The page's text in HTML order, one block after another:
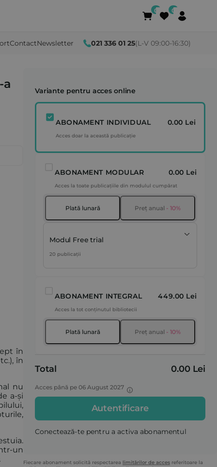
ContactNewsletter 021 336 01 25(L-V 09:00-16:30)
a
în
în
nu
a-și
un
Variante pentru acces online
ABONAMENT INDIVIDUAL 0.00 Lei
Acces doar la această publicație
ABONAMENT MODULAR 0.00 Lei
Acces la toate publicațiile din modulul cumpărat
Plată lunară Preț anual - 10%
Modul Free trial
20 publicații
ABONAMENT INTEGRAL 449.00 Lei
Acces la tot conținutul bibliotecii
Plată lunară Preț anual - 10%
Total 0.00 Lei
Acces până pe 06 August 2027
Autentificare
Conectează-te pentru a activa abonamentul
Fiecare abonament solicită respectarea limitărilor de acces referitoare la